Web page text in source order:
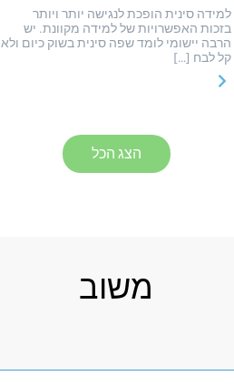
למידה סינית הופכת לנגישה יותר ויותר
בזכות האפשרויות של למידה מקוונת. יש
הרבה יישומי לומד שפה סינית בשוק כיום ולא
קל לבח […]
הצג הכל
משוב